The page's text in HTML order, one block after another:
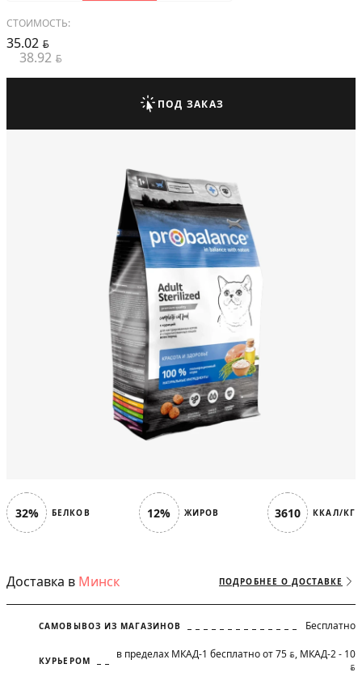
32% БЕЛКОВ 12% ЖИРОВ 3610 ККАЛ/КГ
Доставка в Минск ПОДРОБНЕЕ О ДОСТАВКЕ
САМОВЫВОЗ ИЗ МАГАЗИНОВ Бесплатно
КУРЬЕРОМ в пределах МКАД-1 бесплатно от 75 BYN, МКАД-2 - 10
BYN
СТОИМОСТЬ:
35.02 BYN
38.92 BYN
ПОД ЗАКАЗ